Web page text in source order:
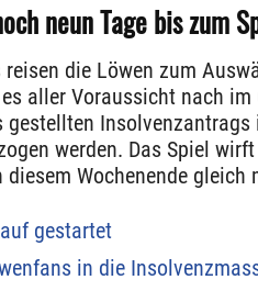
neun Tage bis zum
die Löwen zum
aller Voraussicht nach
gestellten Insolvenzantrags
werden. Das Spiel
diesem Wochenende gleich
gestartet
in die